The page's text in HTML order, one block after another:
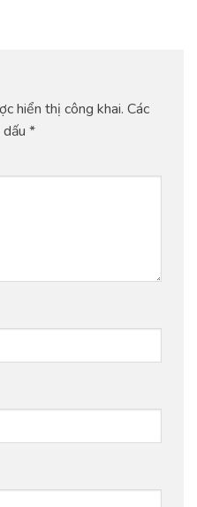
hiển thị công khai. Các
*